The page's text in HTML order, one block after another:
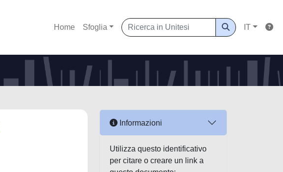
Home Sfoglia IT
Informazioni
Utilizza questo identificativo
per citare o creare un link a